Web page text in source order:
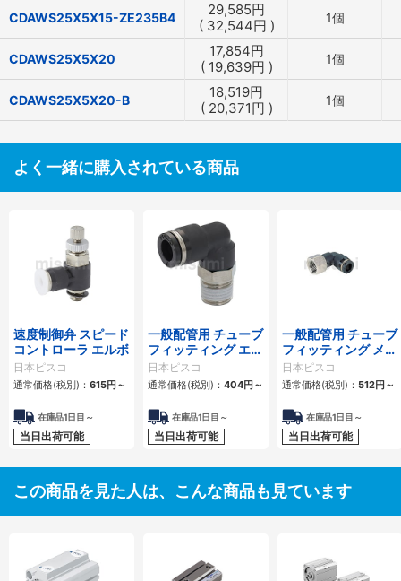
CDAWS25X5X15-ZE235B4 29,585円
( 32,544円 ) 1個
CDAWS25X5X20 17,854円
( 19,639円 ) 1個
CDAWS25X5X20-B 18,519円
( 20,371円 ) 1個
よく一緒に購入されている商品
速度制御弁 スピード
コントローラ エルボ
日本ピスコ
通常価格(税別)： 615円 ～
在庫品1日目～
当日出荷可能
一般配管用 チューブ
フィッティング エル
ボ
日本ピスコ
通常価格(税別)： 404円 ～
在庫品1日目～
当日出荷可能
一般配管用 チューブ
フィッティング メス
エルボ
日本ピスコ
通常価格(税別)： 512円 ～
在庫品1日目～
当日出荷可能
この商品を見た人は、こんな商品も見ています